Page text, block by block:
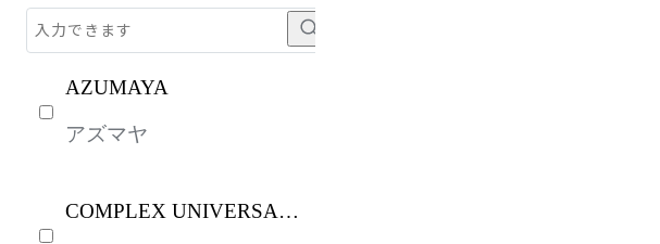
AZUMAYA
アズマヤ
COMPLEX UNIVERSAL